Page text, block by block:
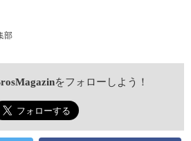
部
をフォローしよう！